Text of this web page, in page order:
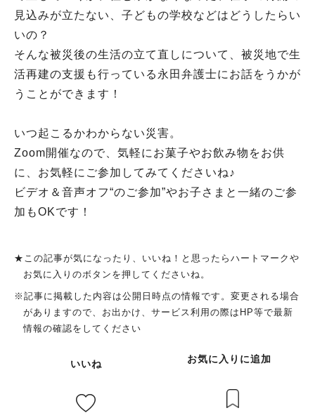
見込みが立たない、子どもの学校などはどうしたらい
いの？
そんな被災後の生活の立て直しについて、被災地で生
活再建の支援も行っている永田弁護士にお話をうかが
うことができます！
いつ起こるかわからない災害。
Zoom開催なので、気軽にお菓子やお飲み物をお供
に、お気軽にご参加してみてくださいね♪
ビデオ＆音声オフ“のご参加”やお子さまと一緒のご参
加もOKです！
★この記事が気になったり、いいね！と思ったらハートマークや
お気に入りのボタンを押してくださいね。
※記事に掲載した内容は公開日時点の情報です。変更される場合
がありますので、お出かけ、サービス利用の際はHP等で最新
情報の確認をしてください
いいね お気に入りに追加